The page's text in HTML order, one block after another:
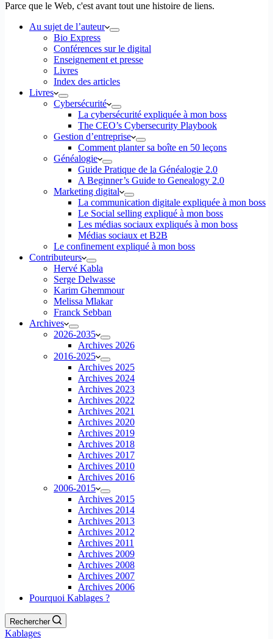
Parce que le Web, c'est avant tout une histoire de liens.
Au sujet de l’auteur
Bio Express
Conférences sur le digital
Enseignement et presse
Livres
Index des articles
Livres
Cybersécurité
La cybersécurité expliquée à mon boss
The CEO’s Cybersecurity Playbook
Gestion d’entreprise
Comment planter sa boîte en 50 leçons
Généalogie
Guide Pratique de la Généalogie 2.0
A Beginner’s Guide to Genealogy 2.0
Marketing digital
La communication digitale expliquée à mon boss
Le Social selling expliqué à mon boss
Les médias sociaux expliqués à mon boss
Médias sociaux et B2B
Le confinement expliqué à mon boss
Contributeurs
Hervé Kabla
Serge Delwasse
Karim Ghemmour
Melissa Mlakar
Franck Sebban
Archives
2026-2035
Archives 2026
2016-2025
Archives 2025
Archives 2024
Archives 2023
Archives 2022
Archives 2021
Archives 2020
Archives 2019
Archives 2018
Archives 2017
Archives 2010
Archives 2016
2006-2015
Archives 2015
Archives 2014
Archives 2013
Archives 2012
Archives 2011
Archives 2009
Archives 2008
Archives 2007
Archives 2006
Pourquoi Kablages ?
Rechercher
Kablages